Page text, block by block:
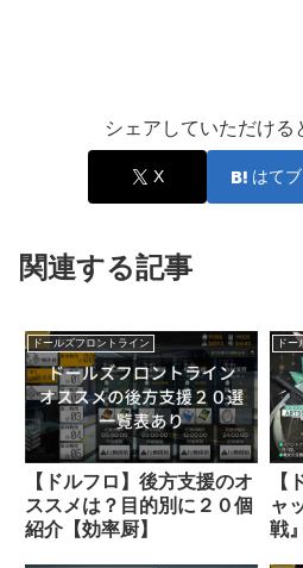
シェアしていただける
X はてブ
関連する記事
ドールズフロントライン
【ドルフロ】後方支援のオ
ススメは？目的別に２０個
紹介【効率厨】
ドー
【
ャ
戦